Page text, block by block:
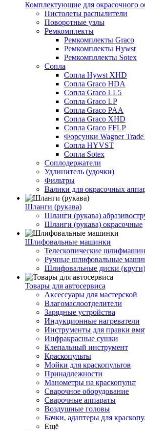
Комплектующие для окрасочного
Пистолеты распылители
Поворотные узлы
Ремкомплекты
Ремкомплекты Graco
Ремкомплекты Hywst
Ремкомпллекты Sotex
Сопла
Сопла Hywst XHD
Сопла Graco HDA
Сопла Graco LL5
Сопла Graco LP
Сопла Graco PAA
Сопла Graco XHD
Сопла Graco FFLP
Форсунки Wagner
Сопла HYVST
Сопла Sotex
Соплодержатели
Удлинитель (удочки)
Фильтры
Валики для окрасочных
Шланги (рукава)
Шланги (рукава)
Шланги (рукава) окрасочные
Шлифовальные машинки
Телескопические
Ручные шлифовальные
Шлифовальные диски (круги)
Товары для автосервиса
Аксессуары для мастерской
Влагомаслоотделители
Зарядные устройства
Индукционные нагреватели
Инструменты для правки
Инфракрасные сушки
Клепальный инструмент
Краскопульты
Мойки для краскопультов
Принадлежности
Манометры на краскопульт
Сварочное оборудование
Сварочные аппараты
Воздушные головы
Бачки, адаптеры для
Ещё